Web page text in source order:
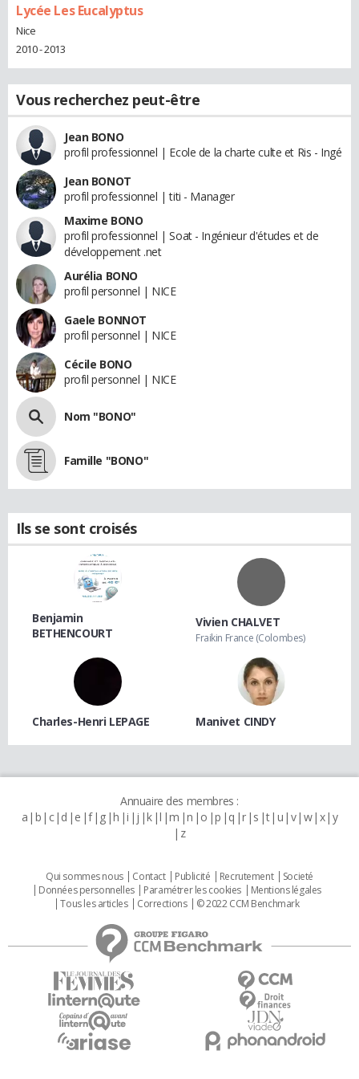
Lycée Les Eucalyptus
Nice
2010 - 2013
Vous recherchez peut-être
Jean BONO
profil professionnel | Ecole de la charte culte et Ris - Ingé
Jean BONOT
profil professionnel | titi - Manager
Maxime BONO
profil professionnel | Soat - Ingénieur d'études et de
développement .net
Aurélia BONO
profil personnel | NICE
Gaele BONNOT
profil personnel | NICE
Cécile BONO
profil personnel | NICE
Nom "BONO"
Famille "BONO"
Ils se sont croisés
Benjamin
BETHENCOURT
Vivien CHALVET
Fraikin France (Colombes)
Charles-Henri LEPAGE Manivet CINDY
Annuaire des membres :
a b c d e f g h i j k l m n o p q r s t u v w x y
z
Qui sommes nous Contact Publicité Recrutement
Societé
Données personnelles
Paramétrer les cookies
Mentions légales
Tous les articles
Corrections © 2022 CCM Benchmark